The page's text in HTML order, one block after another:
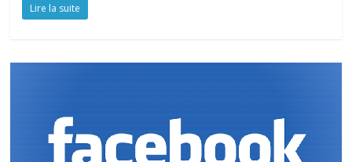
Lire la suite